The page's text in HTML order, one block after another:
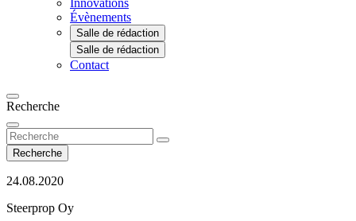
Innovations
Évènements
Salle de rédaction
Salle de rédaction
Contact
Recherche
Recherche
24.08.2020
Steerprop Oy